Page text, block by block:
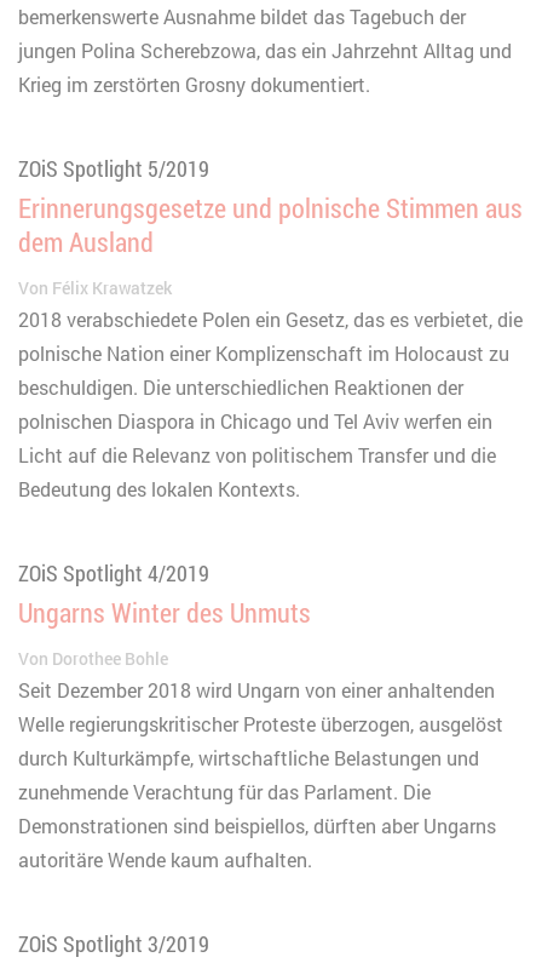
bemerkenswerte Ausnahme bildet das Tagebuch der
jungen Polina Scherebzowa, das ein Jahrzehnt Alltag und
Krieg im zerstörten Grosny dokumentiert.
ZOiS Spotlight 5/2019
Erinnerungsgesetze und polnische Stimmen aus
dem Ausland
Von Félix Krawatzek
2018 verabschiedete Polen ein Gesetz, das es verbietet, die
polnische Nation einer Komplizenschaft im Holocaust zu
beschuldigen. Die unterschiedlichen Reaktionen der
polnischen Diaspora in Chicago und Tel Aviv werfen ein
Licht auf die Relevanz von politischem Transfer und die
Bedeutung des lokalen Kontexts.
ZOiS Spotlight 4/2019
Ungarns Winter des Unmuts
Von Dorothee Bohle
Seit Dezember 2018 wird Ungarn von einer anhaltenden
Welle regierungskritischer Proteste überzogen, ausgelöst
durch Kulturkämpfe, wirtschaftliche Belastungen und
zunehmende Verachtung für das Parlament. Die
Demonstrationen sind beispiellos, dürften aber Ungarns
autoritäre Wende kaum aufhalten.
ZOiS Spotlight 3/2019